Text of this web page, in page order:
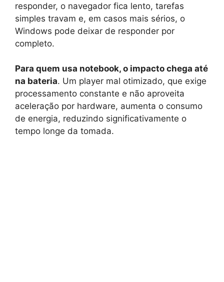
responder, o navegador fica lento, tarefas
simples travam e, em casos mais sérios, o
Windows pode deixar de responder por
completo.
Para quem usa notebook, o impacto chega até
na bateria. Um player mal otimizado, que exige
processamento constante e não aproveita
aceleração por hardware, aumenta o consumo
de energia, reduzindo significativamente o
tempo longe da tomada.